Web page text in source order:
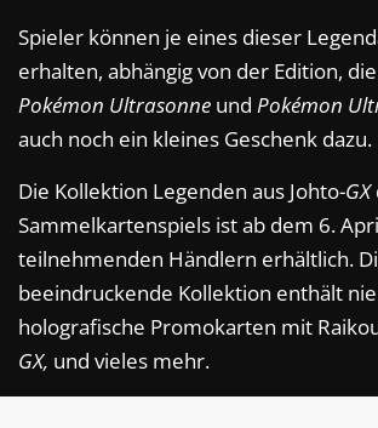
Spieler können je eines dieser
erhalten, abhängig von der Edition,
Pokémon Ultrasonne und Pokémon
auch noch ein kleines Geschenk dazu.
Die Kollektion Legenden aus Johto-GX
Sammelkartenspiels ist ab dem 6.
teilnehmenden Händlern erhältlich.
beeindruckende Kollektion enthält
holografische Promokarten mit
GX, und vieles mehr.